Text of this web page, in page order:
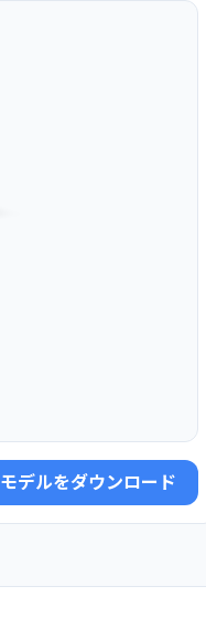
モデルをダウンロード